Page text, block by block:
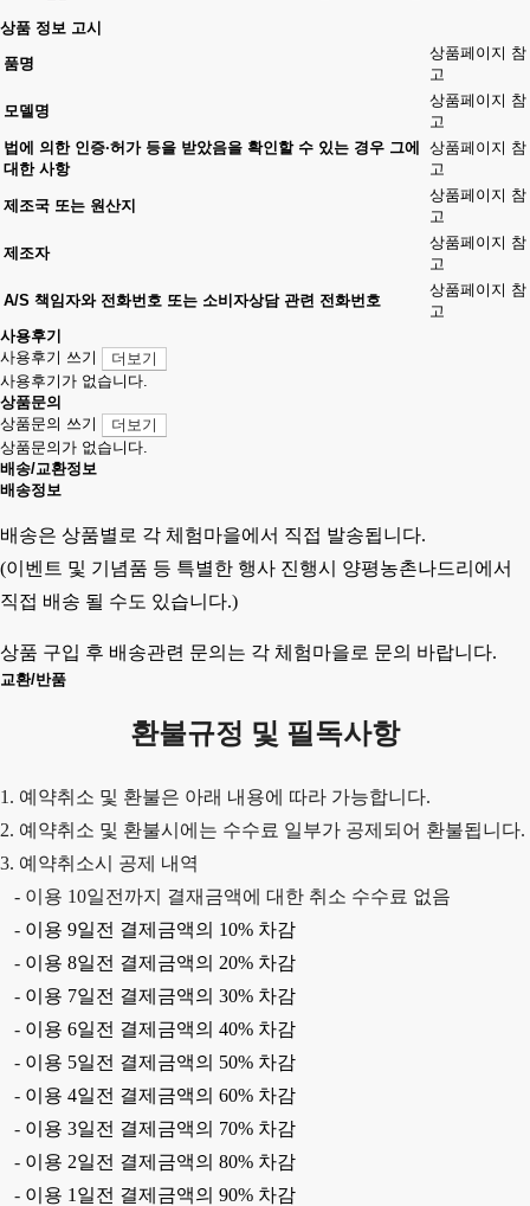
상품 정보 고시
품명
상품페이지 참
고
모델명
상품페이지 참
고
법에 의한 인증·허가 등을 받았음을 확인할 수 있는 경우 그에
대한 사항
상품페이지 참
고
제조국 또는 원산지
상품페이지 참
고
제조자
상품페이지 참
고
A/S 책임자와 전화번호 또는 소비자상담 관련 전화번호
상품페이지 참
고
사용후기
사용후기 쓰기
더보기
사용후기가 없습니다.
상품문의
상품문의 쓰기
더보기
상품문의가 없습니다.
배송/교환정보
배송정보
배송은 상품별로 각 체험마을에서 직접 발송됩니다.
(이벤트 및 기념품 등 특별한 행사 진행시 양평농촌나드리에서
직접 배송 될 수도 있습니다.)
상품 구입 후 배송관련 문의는 각 체험마을로 문의 바랍니다.
교환/반품
환불규정 및 필독사항
1. 예약취소 및 환불은 아래 내용에 따라 가능합니다.
2. 예약취소 및 환불시에는 수수료 일부가 공제되어 환불됩니다.
3. 예약취소시 공제 내역
- 이용 10일전까지 결재금액에 대한 취소 수수료 없음
- 이용 9일전 결제금액의 10% 차감
- 이용 8일전 결제금액의 20% 차감
- 이용 7일전 결제금액의 30% 차감
- 이용 6일전 결제금액의 40% 차감
- 이용 5일전 결제금액의 50% 차감
- 이용 4일전 결제금액의 60% 차감
- 이용 3일전 결제금액의 70% 차감
- 이용 2일전 결제금액의 80% 차감
- 이용 1 일전 결제금액의 90% 차감